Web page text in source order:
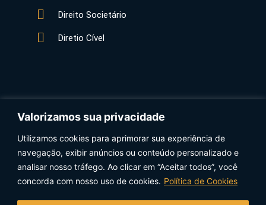
Valorizamos sua privacidade
Utilizamos cookies para aprimorar sua experiência de
navegação, exibir anúncios ou conteúdo personalizado e
analisar nosso tráfego. Ao clicar em “Aceitar todos”, você
concorda com nosso uso de cookies. Política de Cookies
Direito Societário
Diretio Cível
Data Protection Officer (DPO) Xavier Advogados:
Ana Cristina Marques Quevedo – anacristina@xavier.adv.br